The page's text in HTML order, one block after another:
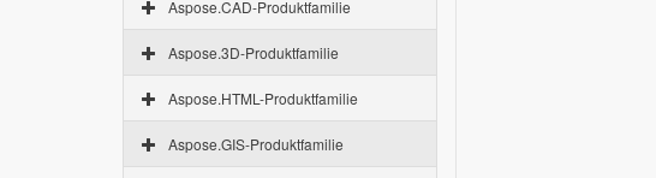
Aspose.CAD-Produktfamilie
Aspose.3D-Produktfamilie
Aspose.HTML-Produktfamilie
Aspose.GIS-Produktfamilie